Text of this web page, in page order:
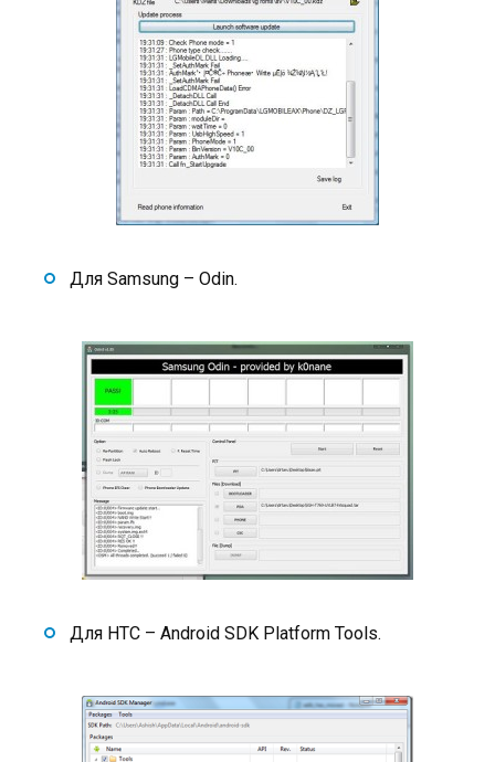
Для Samsung – Odin.
Для HTC – Android SDK Platform Tools.